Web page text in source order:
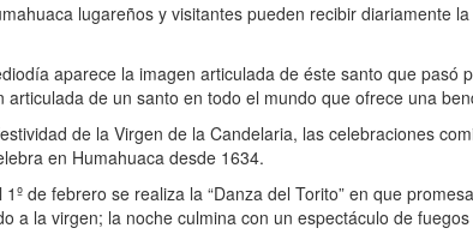
lugareños y visitantes pueden recibir diariamente
aparece la imagen articulada de éste santo que
articulada de un santo en todo el mundo que ofrece una
de la Virgen de la Candelaria, las celebraciones
en Humahuaca desde 1634.
1º de febrero se realiza la “Danza del Torito” en que
a la virgen; la noche culmina con un espectáculo de